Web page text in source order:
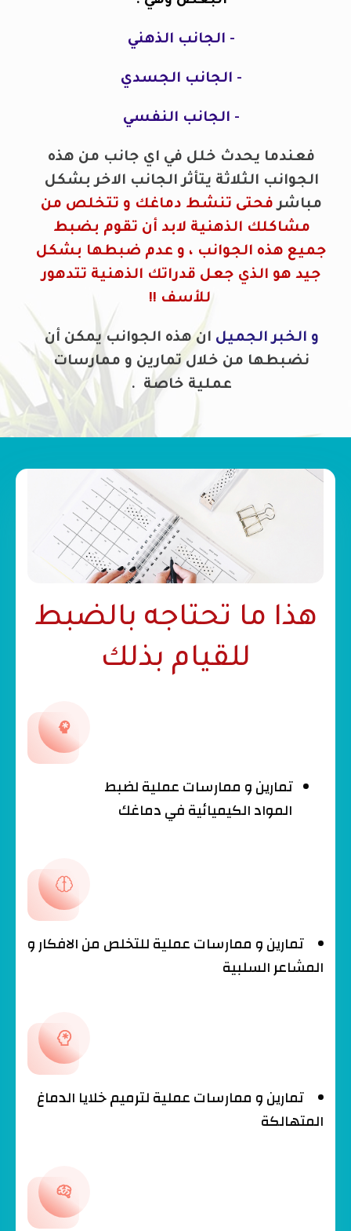
- الجانب الذهني
- الجانب الجسدي
- الجانب النفسي
فعندما يحدث خلل في اي جانب من هذه
الجوانب الثلاثة يتأثر الجانب الاخر بشكل
مباشر فحتى تنشط دماغك و تتخلص من
مشاكلك الذهنية لابد أن تقوم بضبط
جميع هذه الجوانب ، و عدم ضبطها بشكل
جيد هو الذي جعل قدراتك الذهنية تتدهور
للأسف !!
و الخبر الجميل ان هذه الجوانب يمكن أن
نضبطها من خلال تمارين و ممارسات
عملية خاصة .
هذا ما تحتاجه بالضبط
للقيام بذلك
تمارين و ممارسات عملية لضبط
المواد الكيميائية في دماغك
تمارين و ممارسات عملية للتخلص من الافكار و
المشاعر السلبية
تمارين و ممارسات عملية لترميم خلايا الدماغ
المتهالكة